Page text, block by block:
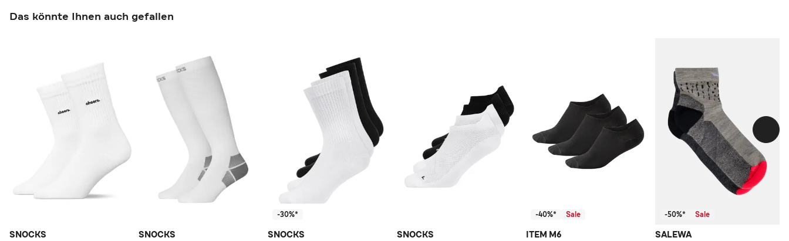
Das könnte Ihnen auch gefallen
SNOCKS SNOCKS
-30%*
SNOCKS SNOCKS
-40%* Sale
ITEM M6
-50%* Sale
SALEWA